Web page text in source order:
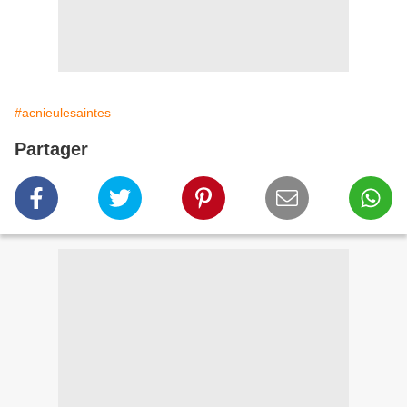
#acnieulesaintes
Partager